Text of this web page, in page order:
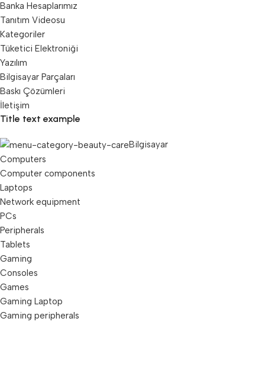
Banka Hesaplarımız
Tanıtım Videosu
Kategoriler
Tüketici Elektroniği
Yazılım
Bilgisayar Parçaları
Baskı Çözümleri
İletişim
Title text example
Bilgisayar
Computers
Computer components
Laptops
Network equipment
PCs
Peripherals
Tablets
Gaming
Consoles
Games
Gaming Laptop
Gaming peripherals